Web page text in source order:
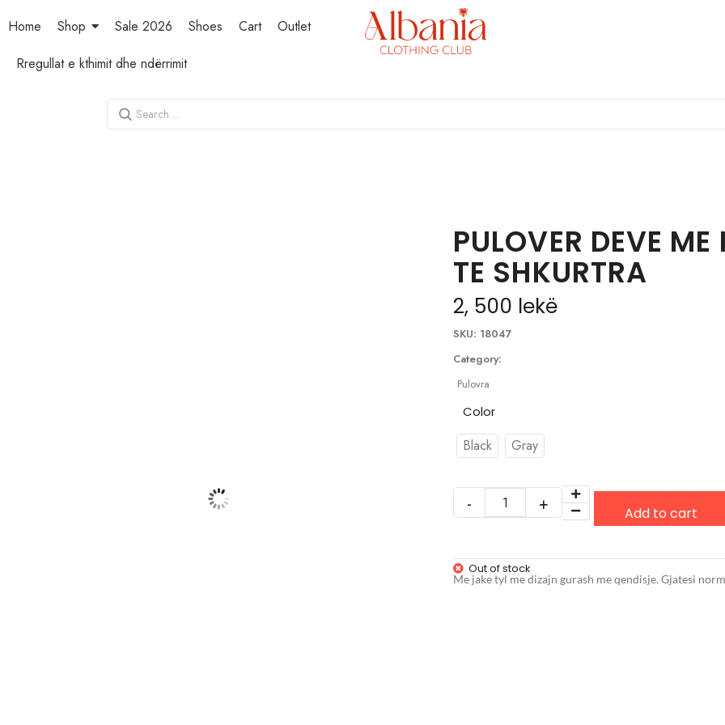
Home Shop Sale 2026 Shoes Cart
Outlet
Rregullat e kthimit dhe ndërrimit
PULOVER DEVE ME
TE SHKURTRA
2, 500 lekë
SKU: 18047
Category:
Pulovra
Color
Black Gray
Add to cart
Out of stock
Me jake tyl me dizajn gurash me qendisje. Gjatesi